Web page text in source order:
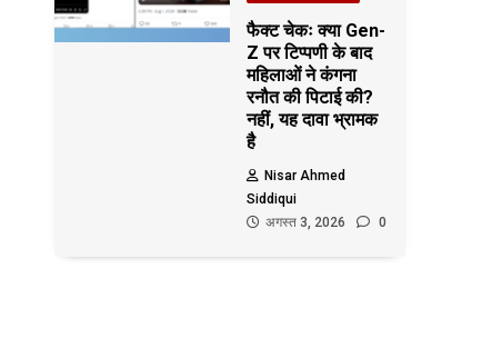
फैक्ट चेकः क्या Gen-
Z पर टिप्पणी के बाद
महिलाओं ने कंगना
रनौत की पिटाई की?
नहीं, यह दावा भ्रामक
है
Nisar Ahmed
Siddiqui
अगस्त 3, 2026
0